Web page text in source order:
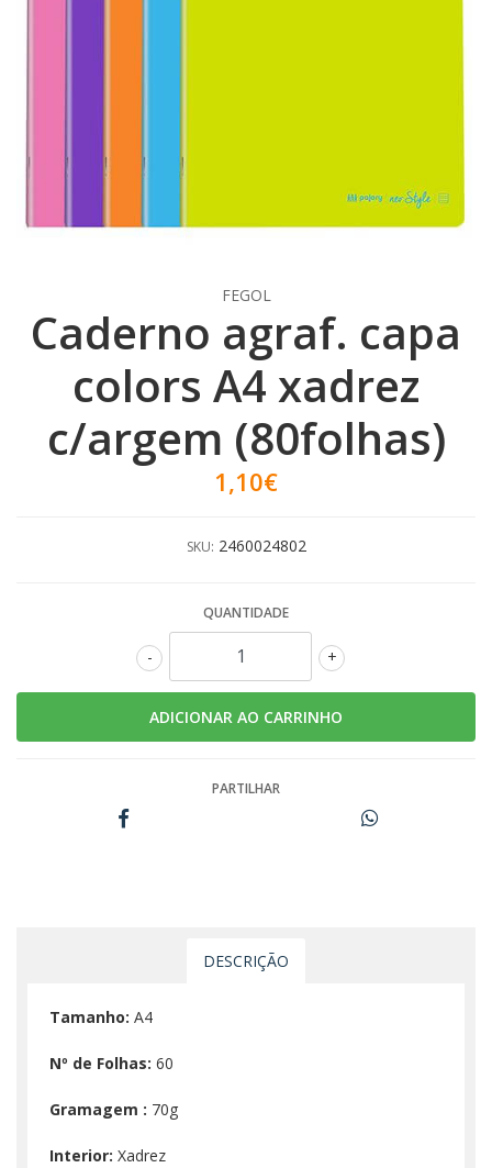
FEGOL
Caderno agraf. capa
colors A4 xadrez
c/argem (80folhas)
1,10€
SKU: 2460024802
QUANTIDADE
+
-
PARTILHAR
DESCRIÇÃO
Tamanho: A4
Nº de Folhas: 60
Gramagem : 70g
Interior: Xadrez